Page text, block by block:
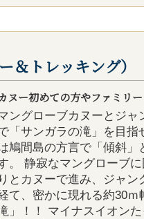
＆トレッキング）
ヌー初めての方やファミリ
ングローブカヌーとジャ
「サンガラの滝」を目指
鳩間島の方言で「傾斜」
。 静寂なマングローブ
りとカヌーで進み、ジャン
て、密かに現れる約30ｍ
」！！ マイナスイオン